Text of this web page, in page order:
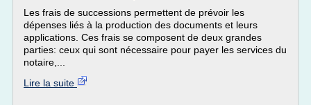
Les frais de successions permettent de prévoir les
dépenses liés à la production des documents et leurs
applications. Ces frais se composent de deux grandes
parties: ceux qui sont nécessaire pour payer les services du
notaire,...
Lire la suite